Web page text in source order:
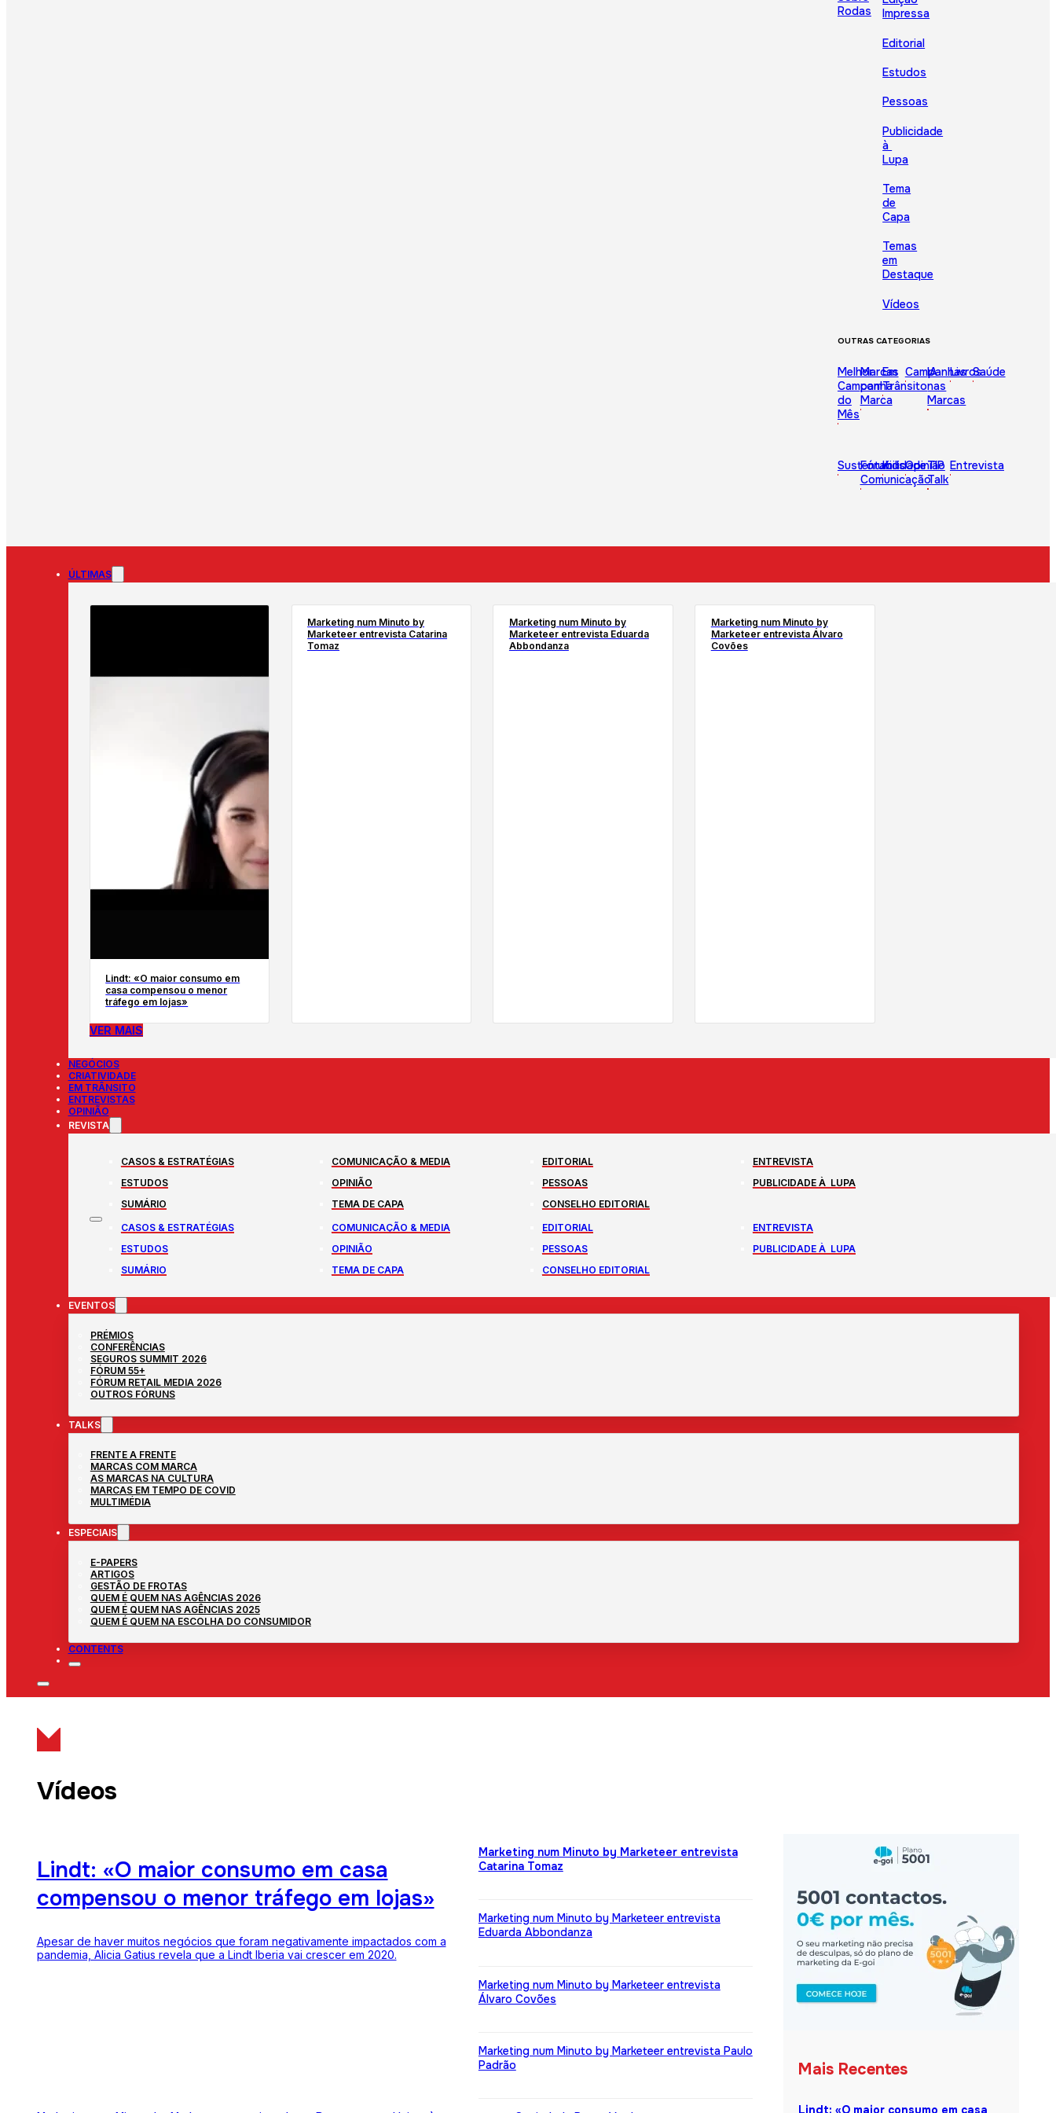
Rodas
Impressa
Editorial
Estudos
Pessoas
Publicidade
à
Lupa
Tema
de
Capa
Temas
em
Destaque
Vídeos
OUTRAS CATEGORIAS
Melhor
Campanha
do
Mês
Marcas
com
Marca
Em
Trânsito
Campanhas
IA
nas
Marcas
LivrosSaúde
Sustentabilidade
Fórum
Comunicação
KidsOpinião
TIP
Talk
Entrevista
ÚLTIMAS
Lindt: «O maior consumo em
casa compensou o menor
tráfego em lojas»
Marketing num Minuto by
Marketeer entrevista Catarina
Tomaz
Marketing num Minuto by
Marketeer entrevista Eduarda
Abbondanza
Marketing num Minuto by
Marketeer entrevista Álvaro
Covões
VER MAIS
NEGÓCIOS
CRIATIVIDADE
EM TRÂNSITO
ENTREVISTAS
OPINIÃO
REVISTA
CASOS & ESTRATÉGIAS COMUNICAÇÃO & MEDIA EDITORIAL
ENTREVISTA
ESTUDOS
OPINIÃO PESSOAS
PUBLICIDADE À LUPA
SUMÁRIO
TEMA DE CAPA
CONSELHO EDITORIAL
CASOS & ESTRATÉGIAS
COMUNICAÇÃO & MEDIA EDITORIAL
ENTREVISTA
ESTUDOS
OPINIÃO PESSOAS
PUBLICIDADE À LUPA
SUMÁRIO
TEMA DE CAPA CONSELHO EDITORIAL
EVENTOS
PRÉMIOS
CONFERÊNCIAS
SEGUROS SUMMIT 2026
FÓRUM 55+
FÓRUM RETAIL MEDIA 2026
OUTROS FÓRUNS
TALKS
FRENTE A FRENTE
MARCAS COM MARCA
AS MARCAS NA CULTURA
MARCAS EM TEMPO DE COVID
MULTIMÉDIA
ESPECIAIS
E-PAPERS
ARTIGOS
GESTÃO DE FROTAS
QUEM É QUEM NAS AGÊNCIAS 2026
QUEM É QUEM NAS AGÊNCIAS 2025
QUEM É QUEM NA ESCOLHA DO CONSUMIDOR
CONTENTS
Vídeos
Lindt: «O maior consumo em casa
compensou o menor tráfego em lojas»
Apesar de haver muitos negócios que foram negativamente impactados com a
pandemia, Alicia Gatius revela que a Lindt Iberia vai crescer em 2020.
Marketing num Minuto by Marketeer entrevista
Catarina Tomaz
Marketing num Minuto by Marketeer entrevista
Eduarda Abbondanza
Marketing num Minuto by Marketeer entrevista
Álvaro Covões
Marketing num Minuto by Marketeer entrevista Paulo
Padrão
Mais Recentes
Lindt: «O maior consumo em casa